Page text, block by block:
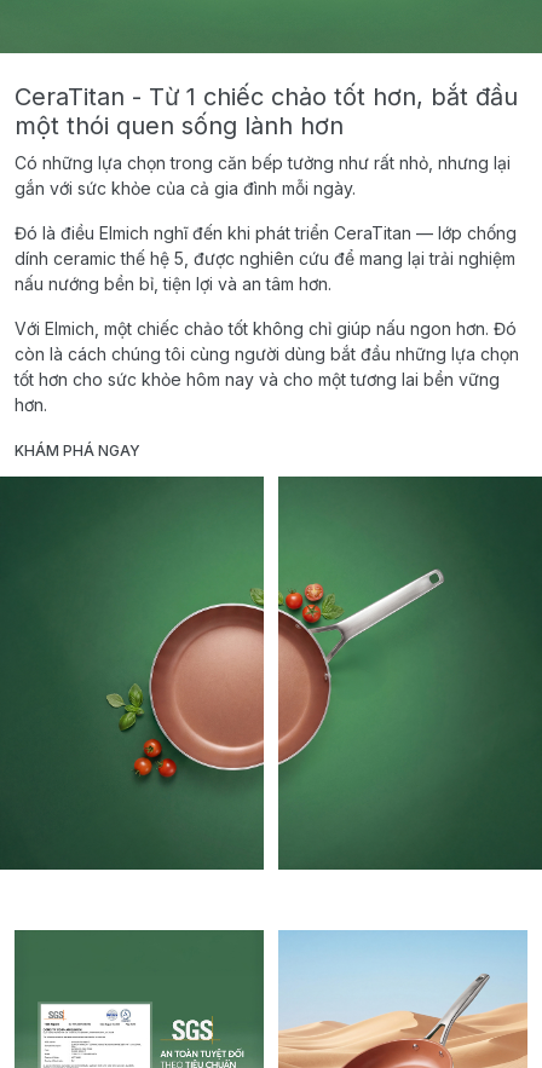
CeraTitan - Từ 1 chiếc chảo tốt hơn, bắt đầu
một thói quen sống lành hơn
Có những lựa chọn trong căn bếp tưởng như rất nhỏ, nhưng lại
gắn với sức khỏe của cả gia đình mỗi ngày.
Đó là điều Elmich nghĩ đến khi phát triển CeraTitan — lớp chống
dính ceramic thế hệ 5, được nghiên cứu để mang lại trải nghiệm
nấu nướng bền bỉ, tiện lợi và an tâm hơn.
Với Elmich, một chiếc chảo tốt không chỉ giúp nấu ngon hơn. Đó
còn là cách chúng tôi cùng người dùng bắt đầu những lựa chọn
tốt hơn cho sức khỏe hôm nay và cho một tương lai bền vững
hơn.
KHÁM PHÁ NGAY